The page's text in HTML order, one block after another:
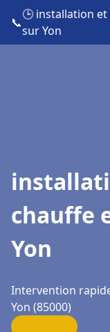
📞
🕒 installation et
sur Yon
chauffe
Yon
Intervention
Yon (85000)